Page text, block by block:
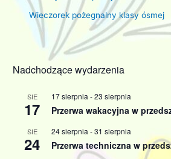
Wieczorek pożegnalny klasy ósmej
Nadchodzące wydarzenia
SIE
17
17 sierpnia -23 sierpnia
Przerwa wakacyjna w
SIE
24
24 sierpnia -31 sierpnia
Przerwa techniczna w